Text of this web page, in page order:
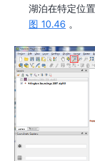
湖泊在特定位
图 10.46 。